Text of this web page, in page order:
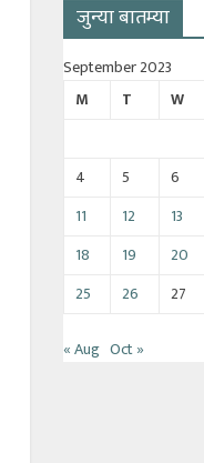
जुन्या बातम्या
September 2023
M
T W
4
5 6
11
12 13
18
19 20
25
26 27
« Aug Oct »